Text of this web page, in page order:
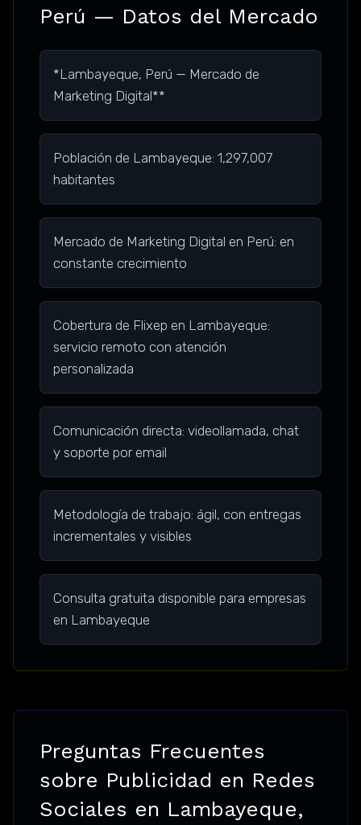
Perú — Datos del Mercado
*Lambayeque, Perú — Mercado de
Marketing Digital**
Población de Lambayeque: 1,297,007
habitantes
Mercado de Marketing Digital en Perú: en
constante crecimiento
Cobertura de Flixep en Lambayeque:
servicio remoto con atención
personalizada
Comunicación directa: videollamada, chat
y soporte por email
Metodología de trabajo: ágil, con entregas
incrementales y visibles
Consulta gratuita disponible para empresas
en Lambayeque
Preguntas Frecuentes
sobre Publicidad en Redes
Sociales en Lambayeque,